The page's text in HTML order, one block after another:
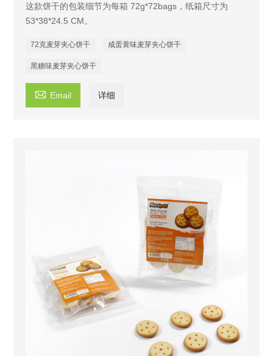
这款饼干的包装细节为每箱 72g*72bags，纸箱尺寸为
53*38*24.5 CM。
72克麦芽夹心饼干 咸蛋黄味麦芽夹心饼干
黑糖味麦芽夹心饼干
 Email 详细